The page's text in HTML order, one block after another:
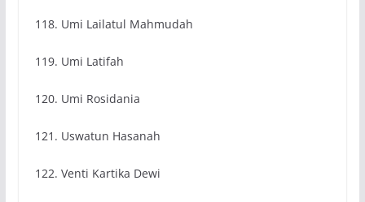
118. Umi Lailatul Mahmudah
119. Umi Latifah
120. Umi Rosidania
121. Uswatun Hasanah
122. Venti Kartika Dewi